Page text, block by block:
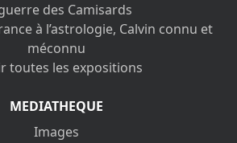
des Camisards
à l’astrologie, Calvin connu et
méconnu
toutes les expositions
MEDIATHEQUE
Images